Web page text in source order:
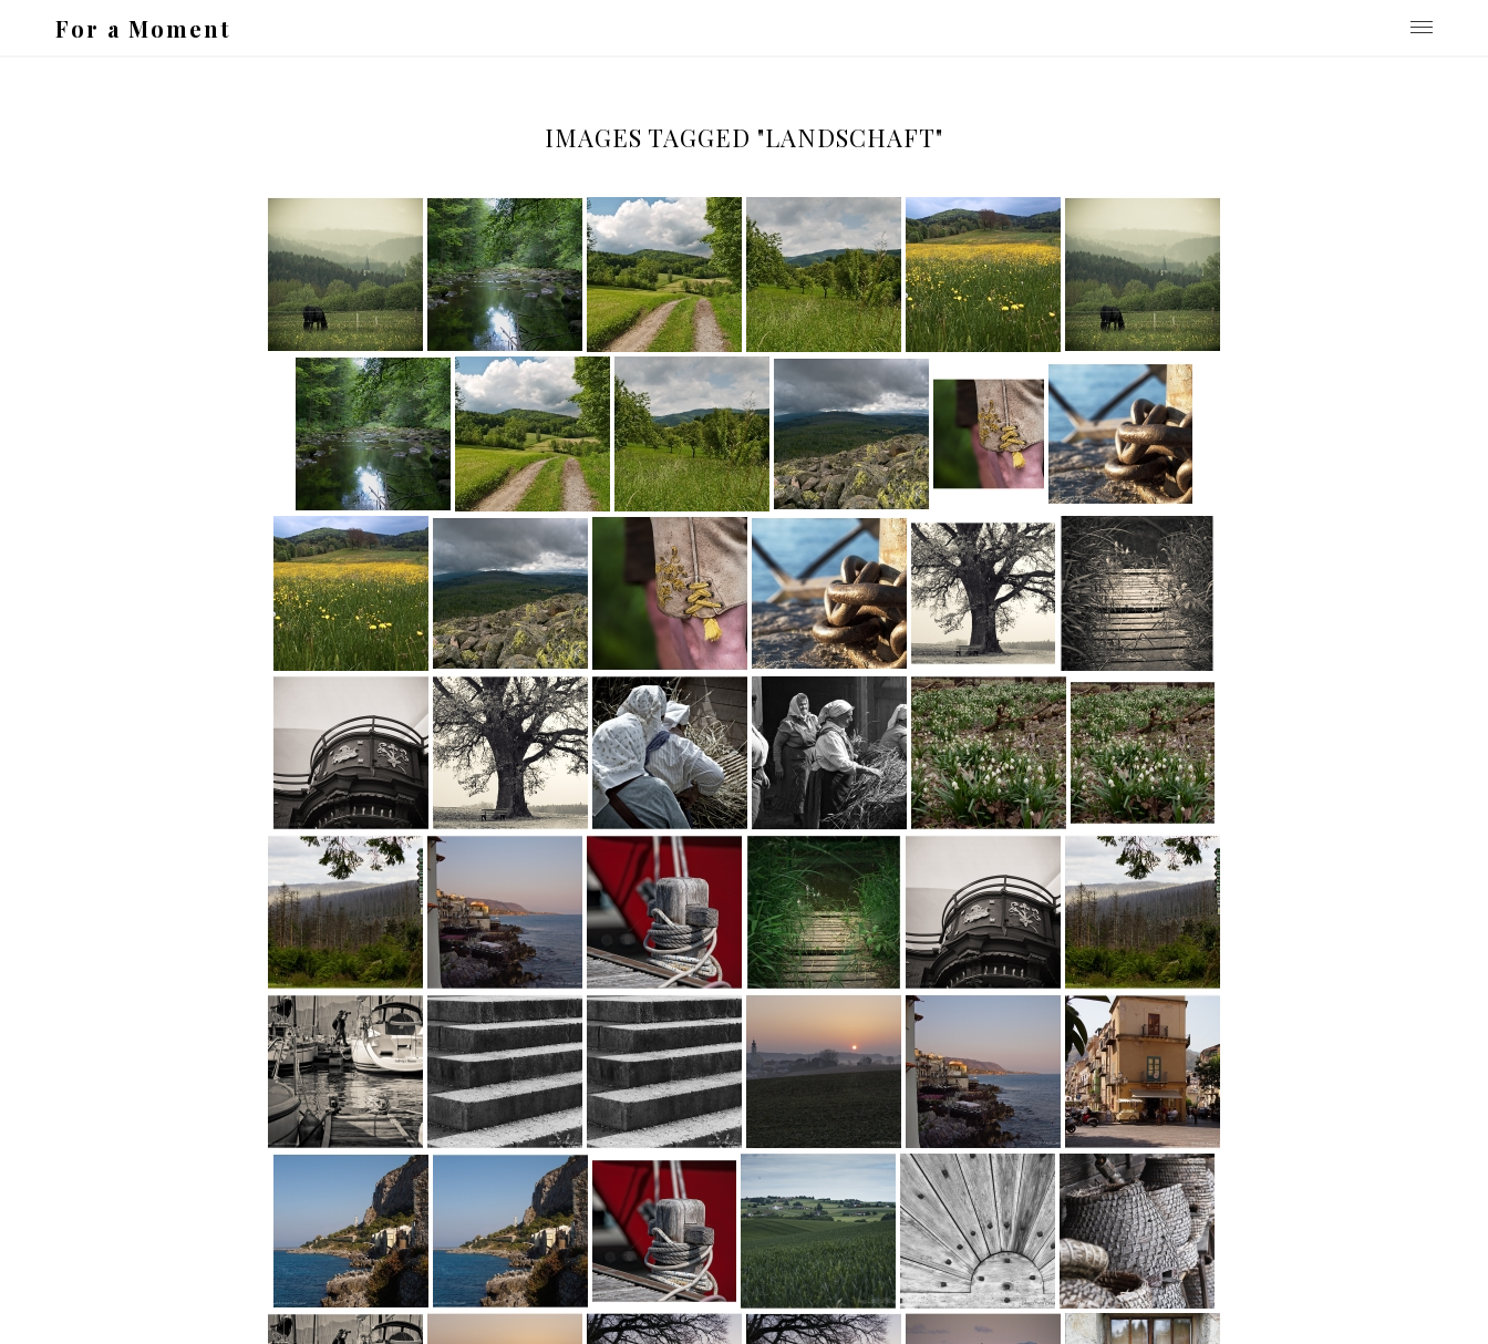
For a Moment
IMAGES TAGGED "LANDSCHAFT"